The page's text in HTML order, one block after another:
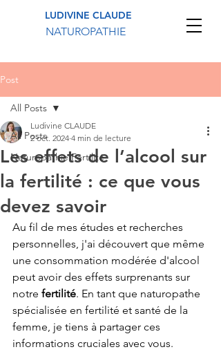
NATUROPATHIE
LUDIVINE CLAUDE
Post
All Posts
Naturopathie Fertilité
All Posts
Les effets de l’alcool sur
la fertilité : ce que vous
devez savoir
Ludivine CLAUDE
2 oct. 2024 4 min de lecture
Au fil de mes études et recherches
personnelles, j'ai découvert que même
une consommation modérée d'alcool
peut avoir des effets surprenants sur
notre fertilité. En tant que naturopathe
spécialisée en fertilité et santé de la
femme, je tiens à partager ces
informations cruciales avec vous.